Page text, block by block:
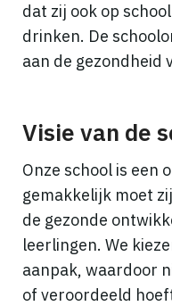
dat zij ook op
drinken. De
aan de gezondheid
Visie van de
Onze school is een
gemakkelijk moet
de gezonde
leerlingen. We
aanpak, waardoor
of veroordeeld